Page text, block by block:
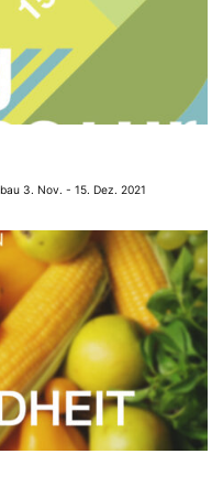
3. Nov. - 15. Dez. 2021